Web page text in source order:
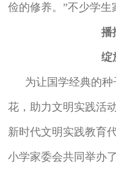
俭的修养。”不少学生
播
绽
为让国学经典的
花，助力文明实践活
新时代文明实践教育
小学家委会共同举办